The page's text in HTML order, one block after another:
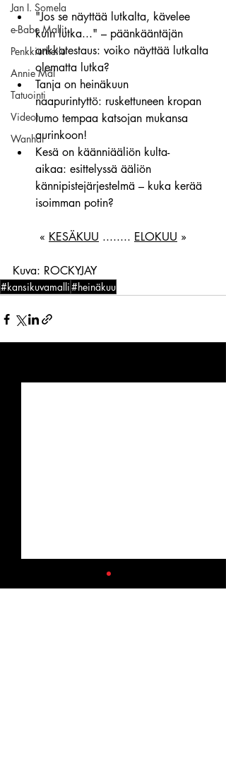
Jan I. Somela
e-Babe Mallit
Penkkiurheilu
Annie Mål
Tatuointi
Videot
Wanhat
"Jos se näyttää lutkalta, kävelee
kuin lutka..." – päänkääntäjän
ankkatestaus: voiko näyttää lutkalta
olematta lutka?
Tanja on heinäkuun
naapurintyttö: ruskettuneen kropan
lumo tempaa katsojan mukansa
aurinkoon!
Kesä on käänniääliön kulta-
aikaa: esittelyssä ääliön
kännipistejärjestelmä – kuka kerää
isoimman potin?
« KESÄKUU ........ ELOKUU »
Kuva: ROCKYJAY
#kansikuvamalli#heinäkuu